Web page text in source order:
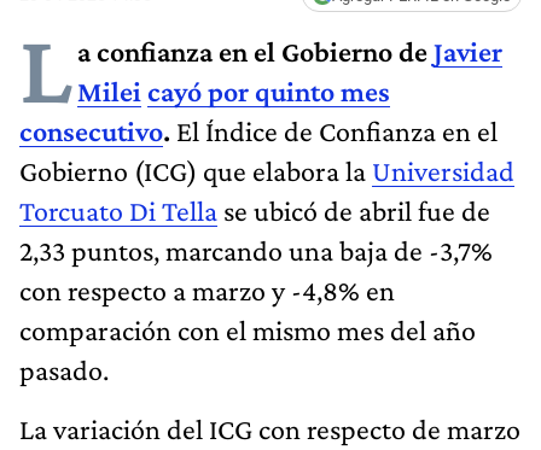
La confianza en el Gobierno deJavier
Milei cayó por quinto mes
consecutivo. El Índice de Confianza en el
Gobierno (ICG) que elabora la Universidad
Torcuato Di Tella se ubicó de abril fue de
2,33 puntos, marcando una baja de -3,7%
con respecto a marzo y -4,8% en
comparación con el mismo mes del año
pasado.
La variación del ICG con respecto de marzo